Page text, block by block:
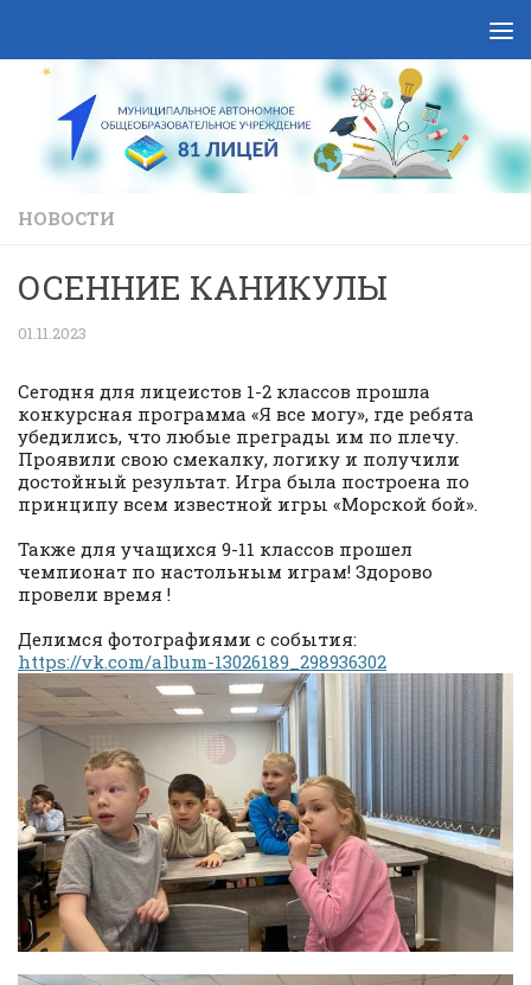
НОВОСТИ
ОСЕННИЕ КАНИКУЛЫ
01.11.2023
Сегодня для лицеистов 1-2 классов прошла
конкурсная программа «Я все могу», где ребята
убедились, что любые преграды им по плечу.
Проявили свою смекалку, логику и получили
достойный результат. Игра была построена по
принципу всем известной игры «Морской бой».
Также для учащихся 9-11 классов прошел
чемпионат по настольным играм! Здорово
провели время !
Делимся фотографиями с события:
https://vk.com/album-13026189_298936302